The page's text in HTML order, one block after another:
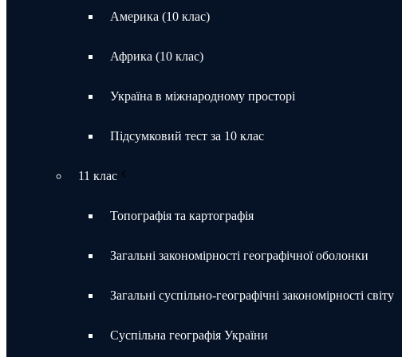
Америка (10 клас)
Африка (10 клас)
Україна в міжнародному просторі
Підсумковий тест за 10 клас
11 клас
Топографія та картографія
Загальні закономірності географічної оболонки
Загальні суспільно-географічні закономірності світу
Суспільна географія України